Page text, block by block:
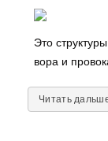
Это
вора и
Читать